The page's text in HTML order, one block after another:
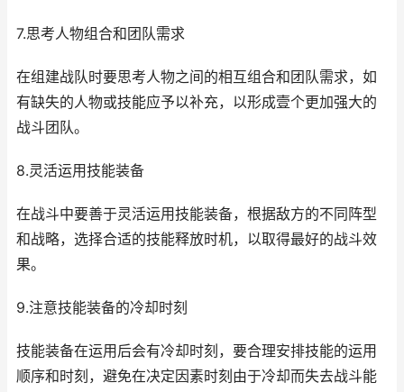
7.思考人物组合和团队需求
在组建战队时要思考人物之间的相互组合和团队需求，如
有缺失的人物或技能应予以补充，以形成壹个更加强大的
战斗团队。
8.灵活运用技能装备
在战斗中要善于灵活运用技能装备，根据敌方的不同阵型
和战略，选择合适的技能释放时机，以取得最好的战斗效
果。
9.注意技能装备的冷却时刻
技能装备在运用后会有冷却时刻，要合理安排技能的运用
顺序和时刻，避免在决定因素时刻由于冷却而失去战斗能